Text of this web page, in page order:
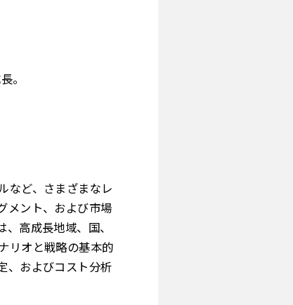
。
など、さまざまなレ
メント、および市場
高成長地域、国、
リオと戦略の基本的
、およびコスト分析